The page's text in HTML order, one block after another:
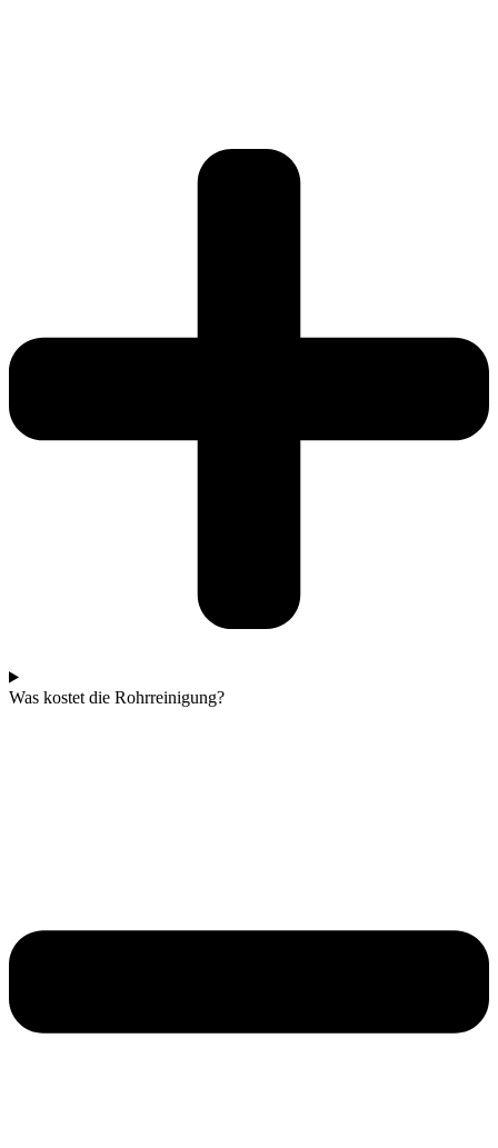
Was kostet die Rohrreinigung?